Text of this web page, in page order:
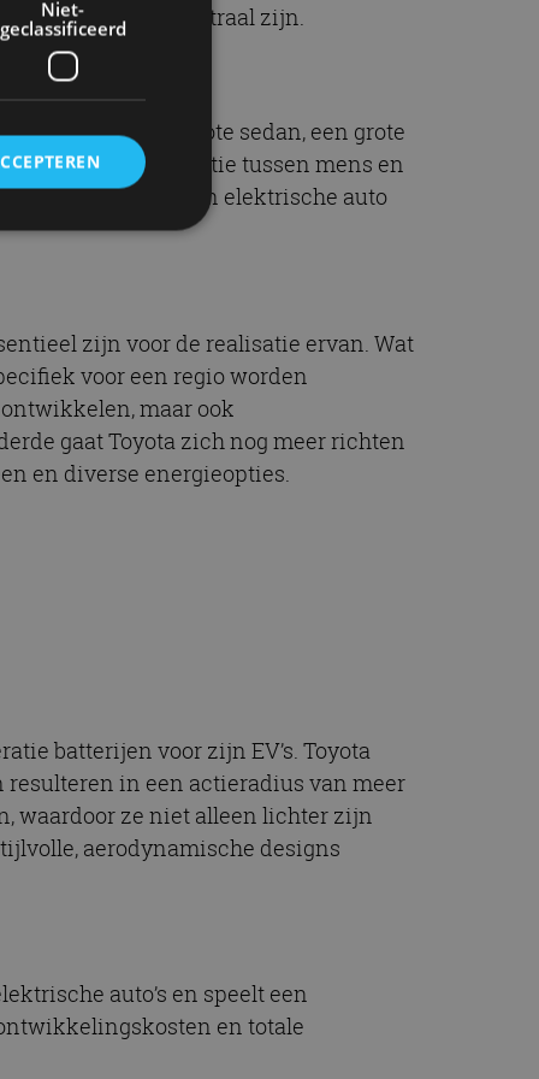
dan CO2-neutraal zijn.
ook een middelgrote sedan, een grote
spannende interactie tussen mens en
techniek kan een elektrische auto
zijn voor de realisatie ervan. Wat
voor een regio worden
maar ook
gaat Toyota zich nog meer richten
en diverse energieopties.
batterijen voor zijn EV’s. Toyota
in een actieradius van meer
waardoor ze niet alleen lichter zijn
aerodynamische designs
auto’s en speelt een
en totale
Niet-
geclassificeerd
om
van de bezoeker
van de
van
onderscheiden
klant-ID. Het is
om
de
te
leveren, zoals
uit over hoe
die de
uit over hoe